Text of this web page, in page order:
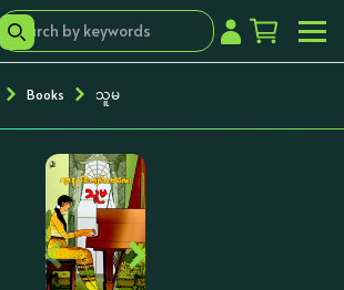
Books သူမ
‹ ›